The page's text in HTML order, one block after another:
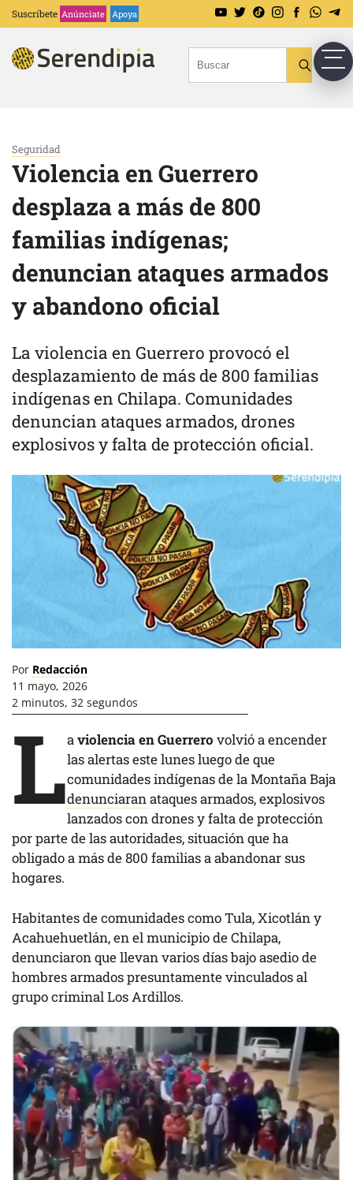
Suscríbete Anúnciate Apoya
Seguridad
Violencia en Guerrero
desplaza a más de 800
familias indígenas;
denuncian ataques armados
y abandono oficial
La violencia en Guerrero provocó el
desplazamiento de más de 800 familias
indígenas en Chilapa. Comunidades
denuncian ataques armados, drones
explosivos y falta de protección oficial.
Por Redacción
11 mayo, 2026
2 minutos, 32 segundos
Laviolencia en Guerrero volvió a encender
las alertas este lunes luego de que
comunidades indígenas de la Montaña Baja
denunciaranataques armados, explosivos
lanzados con drones y falta de protección
por parte de las autoridades, situación que ha
obligado a más de 800 familias a abandonar sus
hogares.
Habitantes de comunidades como Tula, Xicotlán y
Acahuehuetlán, en el municipio de Chilapa,
denunciaron que llevan varios días bajo asedio de
hombres armados presuntamente vinculados al
grupo criminal Los Ardillos.